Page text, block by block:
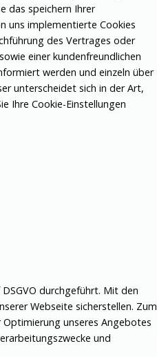
das speichern Ihrer
uns implementierte Cookies
des Vertrages oder
einer kundenfreundlichen
werden und einzeln über
unterscheidet sich in der Art,
Ihre Cookie-Einstellungen
durchgeführt. Mit den
Webseite sicherstellen. Zum
unseres Angebotes
und